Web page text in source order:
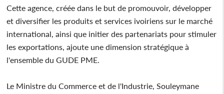
Cette agence, créée dans le but de promouvoir, développer
et diversifier les produits et services ivoiriens sur le marché
international, ainsi que initier des partenariats pour stimuler
les exportations, ajoute une dimension stratégique à
l'ensemble du GUDE PME.
Le Ministre du Commerce et de l'Industrie, Souleymane